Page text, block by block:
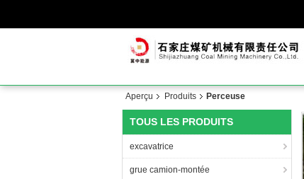
Aperçu Produits Perceuse
TOUS LES PRODUITS
excavatrice
grue camion-montée